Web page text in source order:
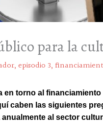
para la
, episodio 3,
en torno al
caben las siguientes
al sector